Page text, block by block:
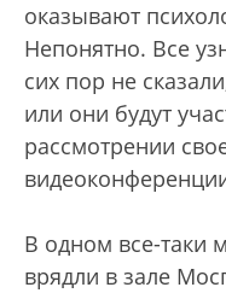
оказывают
Непонятно. Все
сих пор не
или они будут
рассмотрении
В одном все-таки
врядли в зале